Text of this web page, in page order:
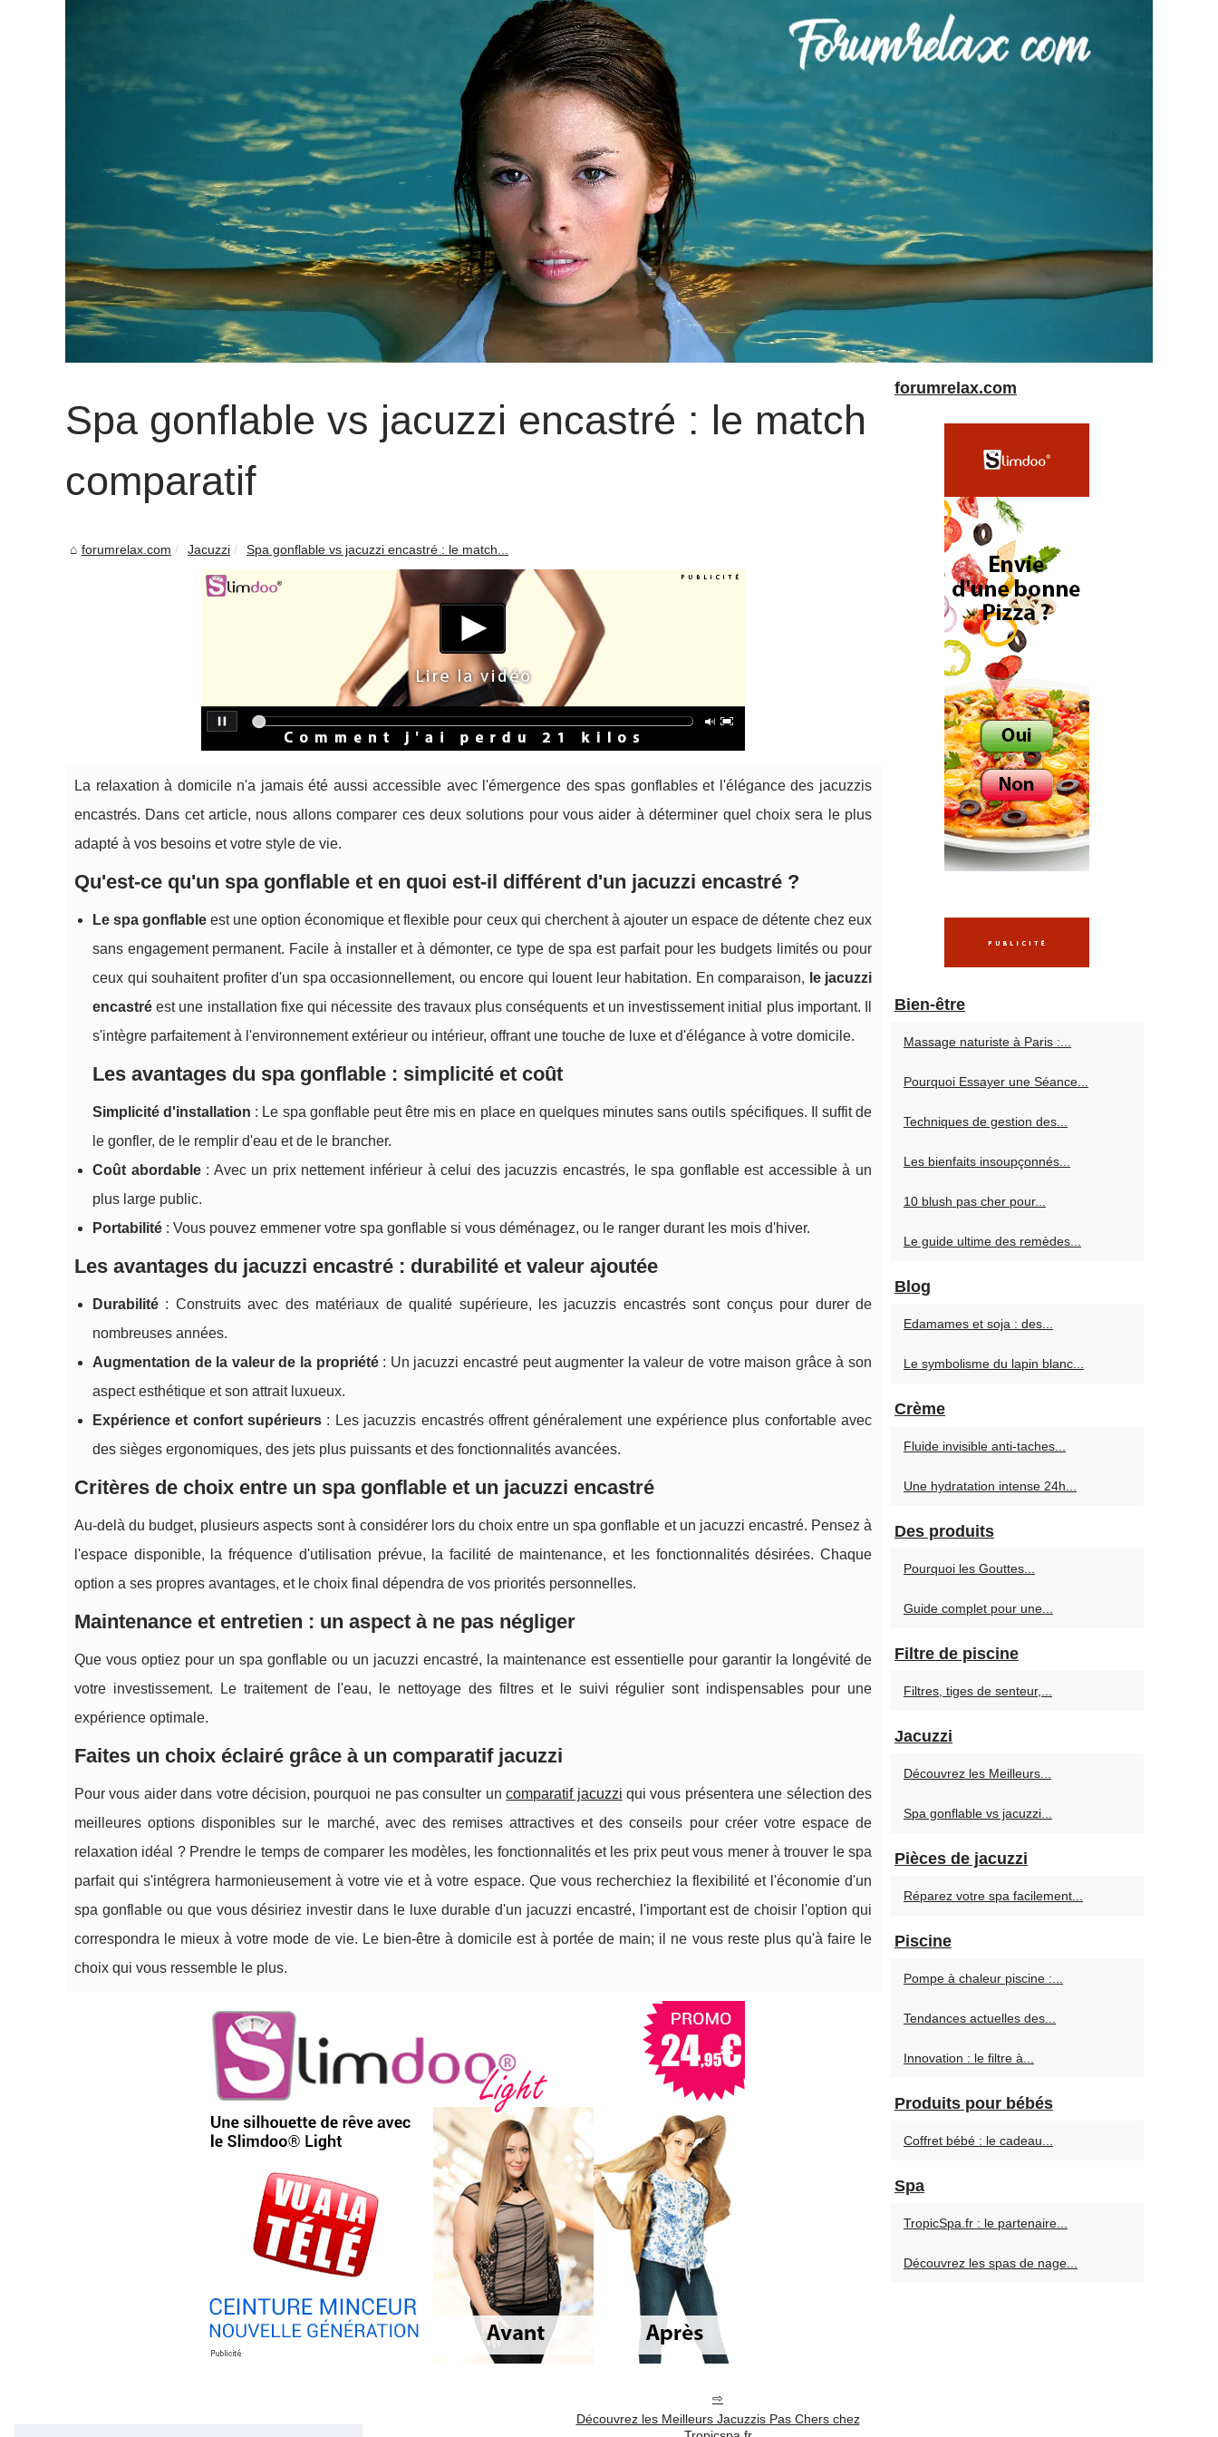
Spa gonflable vs jacuzzi encastré : le match
comparatif
forumrelax.com Jacuzzi Spa gonflable vs jacuzzi encastré : le match...
La relaxation à domicile n'a jamais été aussi accessible avec l'émergence des spas gonflables et l'élégance des jacuzzis
encastrés. Dans cet article, nous allons comparer ces deux solutions pour vous aider à déterminer quel choix sera le plus
adapté à vos besoins et votre style de vie.
Qu'est-ce qu'un spa gonflable et en quoi est-il différent d'un jacuzzi encastré ?
Le spa gonflable est une option économique et flexible pour ceux qui cherchent à ajouter un espace de détente chez eux
sans engagement permanent. Facile à installer et à démonter, ce type de spa est parfait pour les budgets limités ou pour
ceux qui souhaitent profiter d'un spa occasionnellement, ou encore qui louent leur habitation. En comparaison, le jacuzzi
encastré est une installation fixe qui nécessite des travaux plus conséquents et un investissement initial plus important. Il
s'intègre parfaitement à l'environnement extérieur ou intérieur, offrant une touche de luxe et d'élégance à votre domicile.
Les avantages du spa gonflable : simplicité et coût
Simplicité d'installation : Le spa gonflable peut être mis en place en quelques minutes sans outils spécifiques. Il suffit de
le gonfler, de le remplir d'eau et de le brancher.
Coût abordable: Avec un prix nettement inférieur à celui des jacuzzis encastrés, le spa gonflable est accessible à un
plus large public.
Portabilité : Vous pouvez emmener votre spa gonflable si vous déménagez, ou le ranger durant les mois d'hiver.
Les avantages du jacuzzi encastré : durabilité et valeur ajoutée
Durabilité : Construits avec des matériaux de qualité supérieure, les jacuzzis encastrés sont conçus pour durer de
nombreuses années.
Augmentation de la valeur de la propriété: Un jacuzzi encastré peut augmenter la valeur de votre maison grâce à son
aspect esthétique et son attrait luxueux.
Expérience et confort supérieurs : Les jacuzzis encastrés offrent généralement une expérience plus confortable avec
des sièges ergonomiques, des jets plus puissants et des fonctionnalités avancées.
Critères de choix entre un spa gonflable et un jacuzzi encastré
Au-delà du budget, plusieurs aspects sont à considérer lors du choix entre un spa gonflable et un jacuzzi encastré. Pensez à
l'espace disponible, la fréquence d'utilisation prévue, la facilité de maintenance, et les fonctionnalités désirées. Chaque
option a ses propres avantages, et le choix final dépendra de vos priorités personnelles.
Maintenance et entretien : un aspect à ne pas négliger
Que vous optiez pour un spa gonflable ou un jacuzzi encastré, la maintenance est essentielle pour garantir la longévité de
votre investissement. Le traitement de l'eau, le nettoyage des filtres et le suivi régulier sont indispensables pour une
expérience optimale.
Faites un choix éclairé grâce à un comparatif jacuzzi
Pour vous aider dans votre décision, pourquoi ne pas consulter uncomparatif jacuzzi qui vous présentera une sélection des
meilleures options disponibles sur le marché, avec des remises attractives et des conseils pour créer votre espace de
relaxation idéal ? Prendre le temps de comparer les modèles, les fonctionnalités et les prix peut vous mener à trouver le spa
parfait qui s'intégrera harmonieusement à votre vie et à votre espace. Que vous recherchiez la flexibilité et l'économie d'un
spa gonflable ou que vous désiriez investir dans le luxe durable d'un jacuzzi encastré, l'important est de choisir l'option qui
correspondra le mieux à votre mode de vie. Le bien-être à domicile est à portée de main; il ne vous reste plus qu'à faire le
choix qui vous ressemble le plus.
Découvrez les Meilleurs Jacuzzis Pas Chers chez
forumrelax.com
Bien-être
Massage naturiste à Paris :...
Pourquoi Essayer une Séance...
Techniques de gestion des...
Les bienfaits insoupçonnés...
10 blush pas cher pour...
Le guide ultime des remèdes...
Blog
Edamames et soja : des...
Le symbolisme du lapin blanc...
Crème
Fluide invisible anti-taches...
Une hydratation intense 24h...
Des produits
Pourquoi les Gouttes...
Guide complet pour une...
Filtre de piscine
Filtres, tiges de senteur,...
Jacuzzi
Découvrez les Meilleurs...
Spa gonflable vs jacuzzi...
Pièces de jacuzzi
Réparez votre spa facilement...
Piscine
Pompe à chaleur piscine :...
Tendances actuelles des...
Innovation : le filtre à...
Produits pour bébés
Coffret bébé : le cadeau...
Spa
TropicSpa.fr : le partenaire...
Découvrez les spas de nage...